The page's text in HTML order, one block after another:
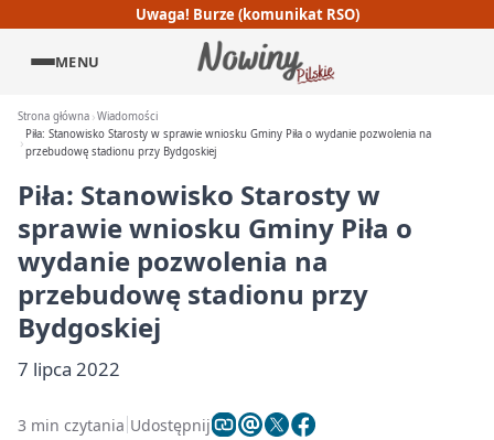
Uwaga! Burze (komunikat RSO)
MENU
Strona główna Wiadomości
Piła: Stanowisko Starosty w sprawie wniosku Gminy Piła o wydanie pozwolenia na
przebudowę stadionu przy Bydgoskiej
Piła: Stanowisko Starosty w
sprawie wniosku Gminy Piła o
wydanie pozwolenia na
przebudowę stadionu przy
Bydgoskiej
7 lipca 2022
3 min czytania Udostępnij